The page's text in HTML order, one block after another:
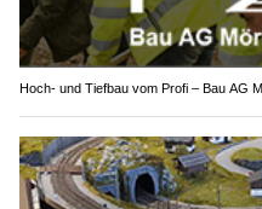
Hoch- und Tiefbau vom Profi – Bau AG